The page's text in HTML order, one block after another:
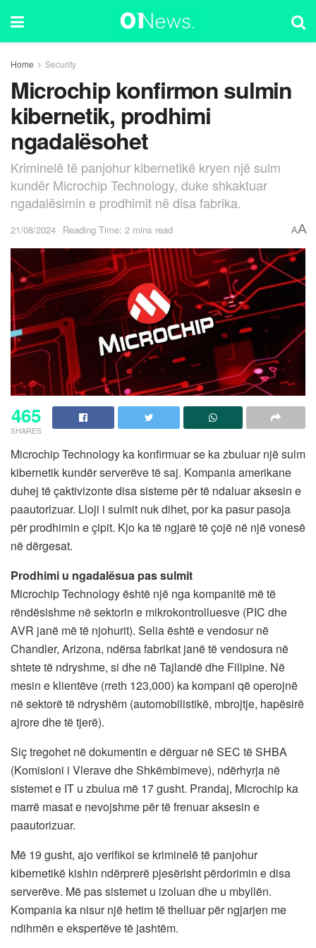
Home Security
Microchip konfirmon sulmin
kibernetik, prodhimi
ngadalësohet
Kriminelë të panjohur kibernetikë kryen një sulm
kundër Microchip Technology, duke shkaktuar
ngadalësimin e prodhimit në disa fabrika.
21/08/2024 Reading Time: 2 mins read AA
465
SHARES
Microchip Technology ka konfirmuar se ka zbuluar një sulm
kibernetik kundër serverëve të saj. Kompania amerikane
duhej të çaktivizonte disa sisteme për të ndaluar aksesin e
paautorizuar. Lloji i sulmit nuk dihet, por ka pasur pasoja
për prodhimin e çipit. Kjo ka të ngjarë të çojë në një vonesë
në dërgesat.
Prodhimi u ngadalësua pas sulmit
Microchip Technology është një nga kompanitë më të
rëndësishme në sektorin e mikrokontrolluesve (PIC dhe
AVR janë më të njohurit). Selia është e vendosur në
Chandler, Arizona, ndërsa fabrikat janë të vendosura në
shtete të ndryshme, si dhe në Tajlandë dhe Filipine. Në
mesin e klientëve (rreth 123,000) ka kompani që operojnë
në sektorë të ndryshëm (automobilistikë, mbrojtje, hapësirë
​​ajrore dhe të tjerë).
Siç tregohet në dokumentin e dërguar në SEC të SHBA
(Komisioni i Vlerave dhe Shkëmbimeve), ndërhyrja në
sistemet e IT u zbulua më 17 gusht. Prandaj, Microchip ka
marrë masat e nevojshme për të frenuar aksesin e
paautorizuar.
Më 19 gusht, ajo verifikoi se kriminelë të panjohur
kibernetikë kishin ndërprerë pjesërisht përdorimin e disa
serverëve. Më pas sistemet u izoluan dhe u mbyllën.
Kompania ka nisur një hetim të thelluar për ngjarjen me
ndihmën e ekspertëve të jashtëm.